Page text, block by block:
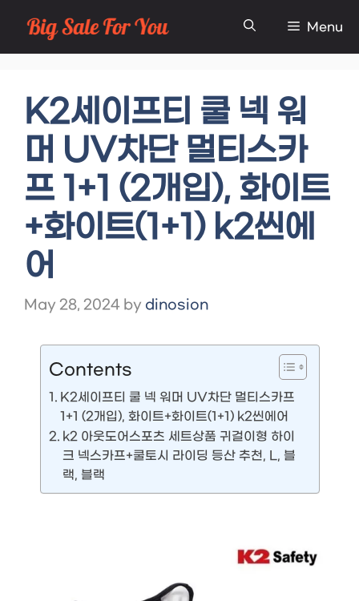
Skip
to
Menu
K2세이프티 쿨 넥 워
머 UV차단 멀티스카
프 1+1 (2개입), 화이트
+화이트(1+1) k2씬에
어
May 28, 2024 by dinosion
Contents
K2세이프티 쿨 넥 워머 UV차단 멀티스카프
1+1 (2개입), 화이트+화이트(1+1) k2씬에어
k2 아웃도어스포츠 세트상품 귀걸이형 하이
크 넥스카프+쿨토시 라이딩 등산 추천, L, 블
랙, 블랙